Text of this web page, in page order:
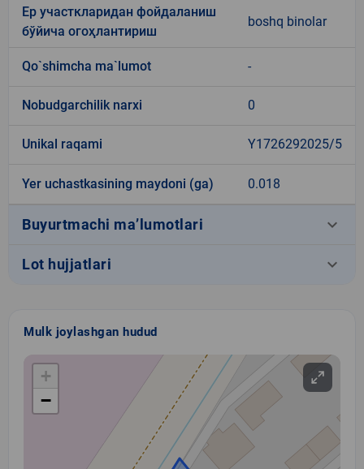
Ер участкларидан фойдаланиш
бўйича огоҳлантириш
boshq binolar
Qo`shimcha ma`lumot -
Nobudgarchilik narxi 0
Unikal raqami Y1726292025/5
Yer uchastkasining maydoni (ga) 0.018
Buyurtmachi ma’lumotlari keyboard_arrow_down
Lot hujjatlari keyboard_arrow_down
Mulk joylashgan hudud
+
−